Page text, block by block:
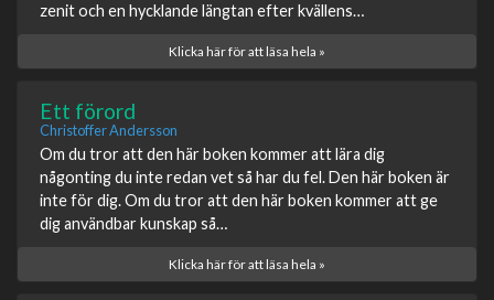
zenit och en hycklande längtan efter kvällens…
Klicka här för att läsa hela »
Ett förord
Christoffer Andersson
Om du tror att den här boken kommer att lära dig
någonting du inte redan vet så har du fel. Den här boken är
inte för dig. Om du tror att den här boken kommer att ge
dig användbar kunskap så…
Klicka här för att läsa hela »